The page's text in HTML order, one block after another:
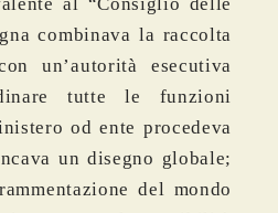
combinava la raccolta
un’autorità esecutiva
tutte le funzioni
od ente procedeva
un disegno globale;
del mondo